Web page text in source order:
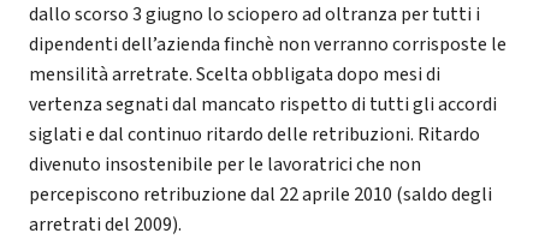
dallo scorso 3 giugno lo sciopero ad oltranza per tutti i
dipendenti dell’azienda finchè non verranno corrisposte le
mensilità arretrate. Scelta obbligata dopo mesi di
vertenza segnati dal mancato rispetto di tutti gli accordi
siglati e dal continuo ritardo delle retribuzioni. Ritardo
divenuto insostenibile per le lavoratrici che non
percepiscono retribuzione dal 22 aprile 2010 (saldo degli
arretrati del 2009).